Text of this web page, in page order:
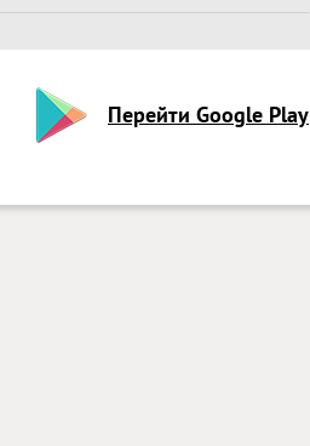
Перейти Google Play